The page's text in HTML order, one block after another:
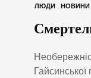
ЛЮДИ НОВИНИ